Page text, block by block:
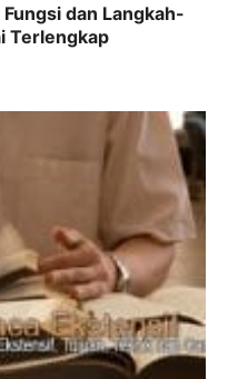
dan Langkah-
Terlengkap